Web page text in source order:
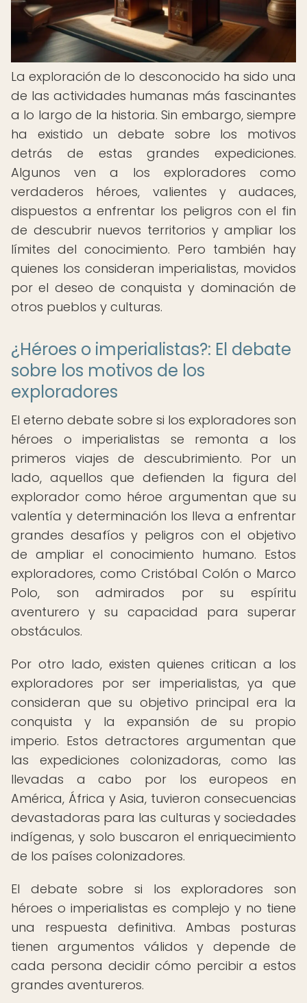
La exploración de lo desconocido ha sido una
de las actividades humanas más fascinantes
a lo largo de la historia. Sin embargo, siempre
ha existido un debate sobre los motivos
detrás de estas grandes expediciones.
Algunos ven a los exploradores como
verdaderos héroes, valientes y audaces,
dispuestos a enfrentar los peligros con el fin
de descubrir nuevos territorios y ampliar los
límites del conocimiento. Pero también hay
quienes los consideran imperialistas, movidos
por el deseo de conquista y dominación de
otros pueblos y culturas.
¿Héroes o imperialistas?: El debate
sobre los motivos de los
exploradores
El eterno debate sobre si los exploradores son
héroes o imperialistas se remonta a los
primeros viajes de descubrimiento. Por un
lado, aquellos que defienden la figura del
explorador como héroe argumentan que su
valentía y determinación los lleva a enfrentar
grandes desafíos y peligros con el objetivo
de ampliar el conocimiento humano. Estos
exploradores, como Cristóbal Colón o Marco
Polo, son admirados por su espíritu
aventurero y su capacidad para superar
obstáculos.
Por otro lado, existen quienes critican a los
exploradores por ser imperialistas, ya que
consideran que su objetivo principal era la
conquista y la expansión de su propio
imperio. Estos detractores argumentan que
las expediciones colonizadoras, como las
llevadas a cabo por los europeos en
América, África y Asia, tuvieron consecuencias
devastadoras para las culturas y sociedades
indígenas, y solo buscaron el enriquecimiento
de los países colonizadores.
El debate sobre si los exploradores son
héroes o imperialistas es complejo y no tiene
una respuesta definitiva. Ambas posturas
tienen argumentos válidos y depende de
cada persona decidir cómo percibir a estos
grandes aventureros.